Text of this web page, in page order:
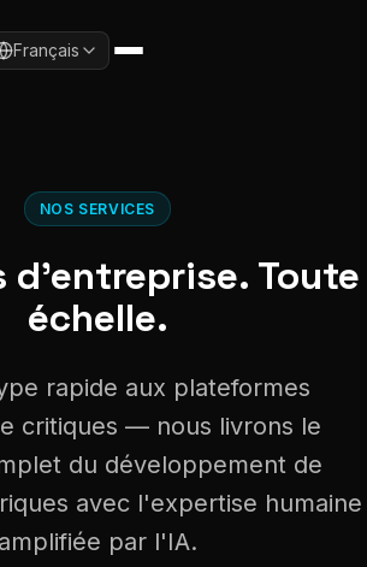
Français
NOS SERVICES
d'entreprise. Toute
échelle.
rapide aux plateformes
critiques — nous livrons le
du développement de
avec l'expertise humaine
amplifiée par l'IA.